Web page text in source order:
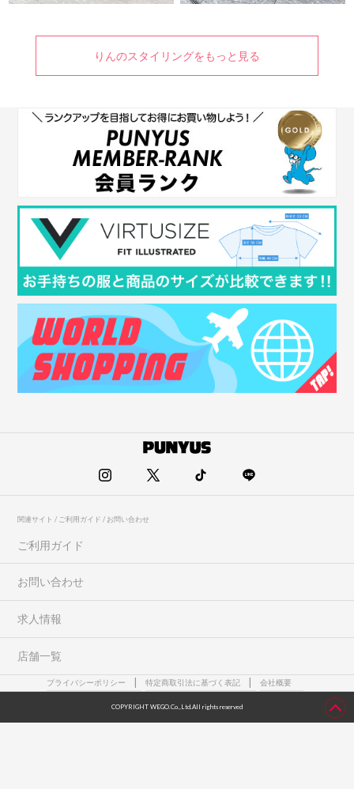
りんのスタイリングをもっと見る
関連サイト / ご利用ガイド / お問い合わせ
ご利用ガイド
お問い合わせ
求人情報
店舗一覧
プライバシーポリシー 特定商取引法に基づく表記 会社概要
COPYRIGHT WEGO.Co.,Ltd.All rights reserved